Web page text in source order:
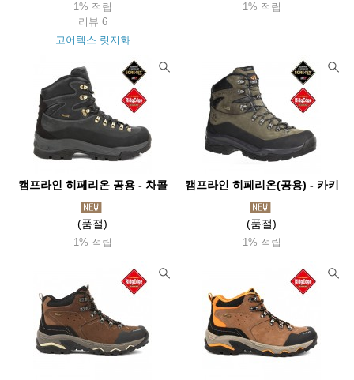
1% 적립
리뷰 6
고어텍스 릿지화
1% 적립
캠프라인 히페리온 공용 - 차콜
(품절)
1% 적립
캠프라인 히페리온(공용) - 카키
(품절)
1% 적립